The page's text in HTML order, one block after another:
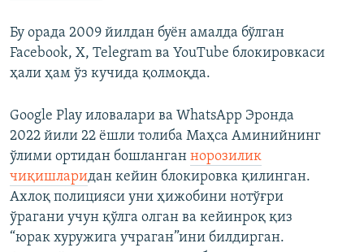
Бу орада 2009 йилдан буён амалда бўлган
Facebook, Х, Telegram ва YouTube блокировкаси
ҳали ҳам ўз кучида қолмоқда.
Google Play иловалари ва WhatsApp Эронда
2022 йили 22 ёшли толиба Маҳса Аминийнинг
ўлими ортидан бошланган норозилик
чиқишларидан кейин блокировка қилинган.
Ахлоқ полицияси уни ҳижобини нотўғри
ўрагани учун қўлга олган ва кейинроқ қиз
“юрак хуружига учраган”ини билдирган.